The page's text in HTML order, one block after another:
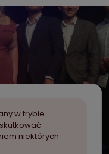
w trybie
niektórych